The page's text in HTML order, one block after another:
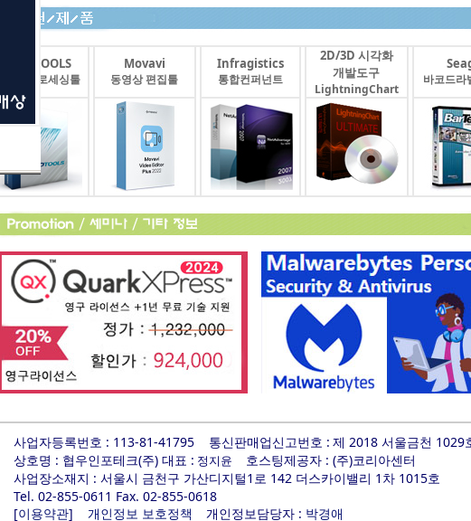
LEADTOOLS
이미지프로세싱툴
Movavi
동영상 편집툴
Infragistics
통합컨퍼넌트
2D/3D 시각화
개발도구
LightningChart
바코드라
사업자등록번호 : 113-81-41795 통신판매업신고번호 : 제 2018 서울금천 1029
상호명 : 협우인포테크(주) 대표 : 정지윤
호스팅제공자 : (주)코리아센터
사업장소재지 : 서울시 금천구 가산디지털1로 142 더스카이밸리 1차 1015호
Tel. 02-855-0611 Fax. 02-855-0618
[이용약관] 개인정보 보호정책 개인정보담당자 : 박경애